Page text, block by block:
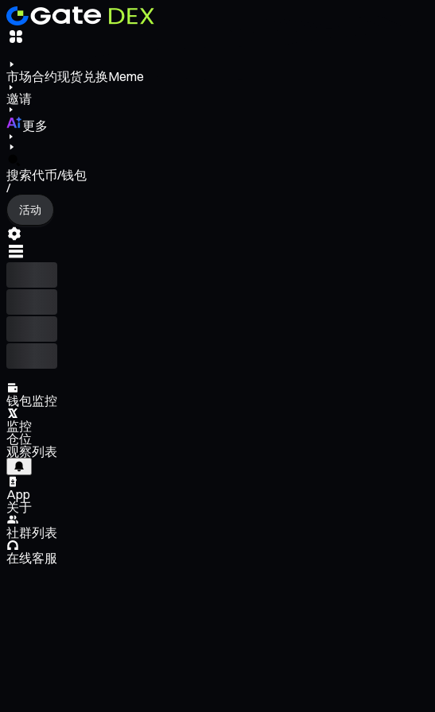
市场合约现货兑换Meme
邀请
更多
搜索代币/钱包
/
活动
钱包监控
监控
仓位
观察列表
App
关于
社群列表
在线客服